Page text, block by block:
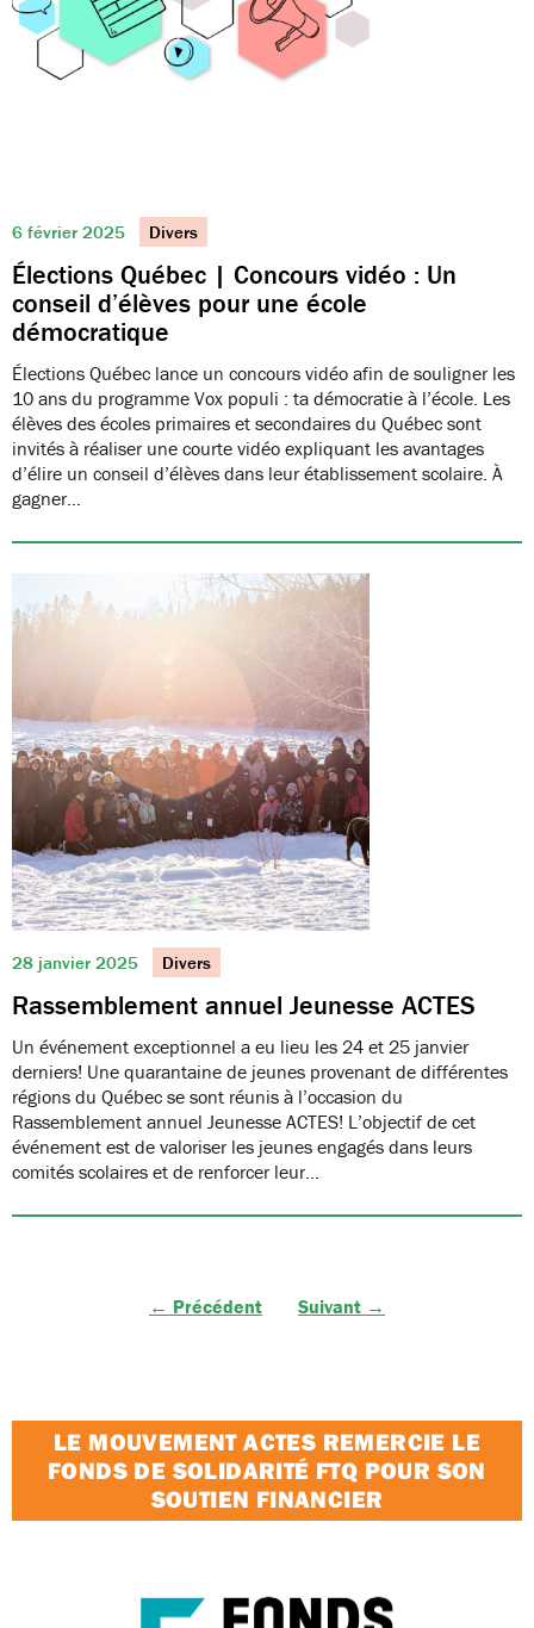
6 février 2025 Divers
Élections Québec | Concours vidéo : Un
conseil d’élèves pour une école
démocratique
Élections Québec lance un concours vidéo afin de souligner les
10 ans du programme Vox populi : ta démocratie à l’école. Les
élèves des écoles primaires et secondaires du Québec sont
invités à réaliser une courte vidéo expliquant les avantages
d’élire un conseil d’élèves dans leur établissement scolaire. À
gagner…
28 janvier 2025 Divers
Rassemblement annuel Jeunesse ACTES
Un événement exceptionnel a eu lieu les 24 et 25 janvier
derniers! Une quarantaine de jeunes provenant de différentes
régions du Québec se sont réunis à l’occasion du
Rassemblement annuel Jeunesse ACTES! L’objectif de cet
événement est de valoriser les jeunes engagés dans leurs
comités scolaires et de renforcer leur…
← Précédent Suivant →
LE MOUVEMENT ACTES REMERCIE LE
FONDS DE SOLIDARITÉ FTQ POUR SON
SOUTIEN FINANCIER